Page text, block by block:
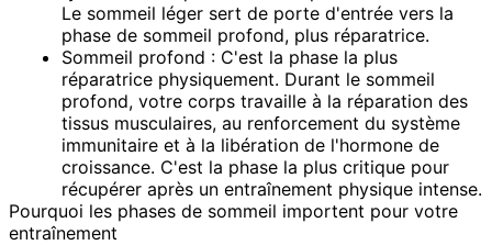
Le sommeil léger sert de porte d'entrée vers la
phase de sommeil profond, plus réparatrice.
Sommeil profond : C'est la phase la plus
réparatrice physiquement. Durant le sommeil
profond, votre corps travaille à la réparation des
tissus musculaires, au renforcement du système
immunitaire et à la libération de l'hormone de
croissance. C'est la phase la plus critique pour
récupérer après un entraînement physique intense.
Pourquoi les phases de sommeil importent pour votre
entraînement